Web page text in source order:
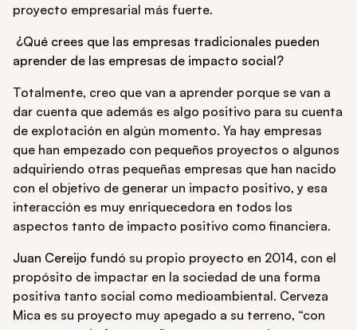
proyecto empresarial más fuerte.
¿Qué crees que las empresas tradicionales pueden
aprender de las empresas de impacto social?
Totalmente, creo que van a aprender porque se van a
dar cuenta que además es algo positivo para su cuenta
de explotación en algún momento. Ya hay empresas
que han empezado con pequeños proyectos o algunos
adquiriendo otras pequeñas empresas que han nacido
con el objetivo de generar un impacto positivo, y esa
interacción es muy enriquecedora en todos los
aspectos tanto de impacto positivo como financiera.
Juan Cereijo fundó su propio proyecto en 2014, con el
propósito de impactar en la sociedad de una forma
positiva tanto social como medioambiental. Cerveza
Mica es su proyecto muy apegado a su terreno, “con